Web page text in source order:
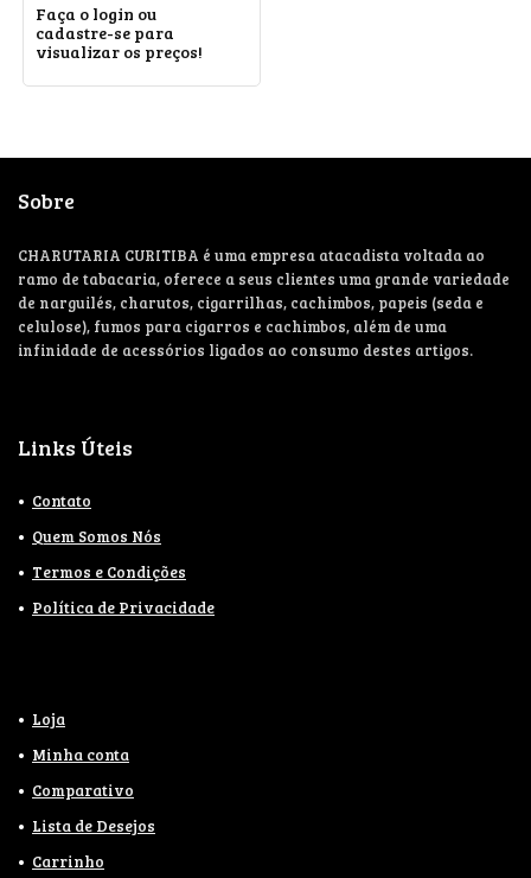
Faça o login ou
cadastre-se para
visualizar os preços!
Sobre
CHARUTARIA CURITIBA é uma empresa atacadista voltada ao
ramo de tabacaria, oferece a seus clientes uma grande variedade
de narguilés, charutos, cigarrilhas, cachimbos, papeis (seda e
celulose), fumos para cigarros e cachimbos, além de uma
infinidade de acessórios ligados ao consumo destes artigos.
Links Úteis
Contato
Quem Somos Nós
Termos e Condições
Política de Privacidade
Loja
Minha conta
Comparativo
Lista de Desejos
Carrinho